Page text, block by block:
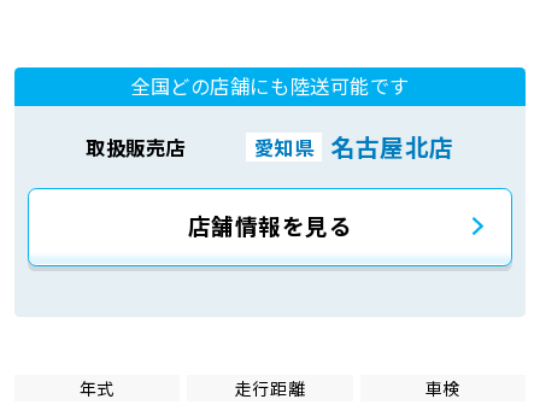
全国どの店舗にも陸送可能です
取扱販売店 愛知県 名古屋北店
店舗情報を見る
年式
走行距離
車検